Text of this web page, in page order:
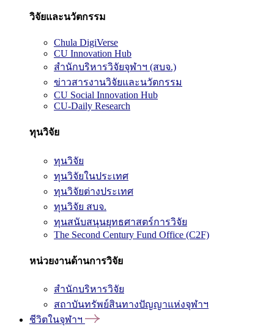
วิจัยและนวัตกรรม
Chula DigiVerse
CU Innovation Hub
สำนักบริหารวิจัยจุฬาฯ (สบจ.)
ข่าวสารงานวิจัยและนวัตกรรม
CU Social Innovation Hub
CU-Daily Research
ทุนวิจัย
ทุนวิจัย
ทุนวิจัยในประเทศ
ทุนวิจัยต่างประเทศ
ทุนวิจัย สบจ.
ทุนสนับสนุนยุทธศาสตร์การวิจัย
The Second Century Fund Office (C2F)
หน่วยงานด้านการวิจัย
สำนักบริหารวิจัย
สถาบันทรัพย์สินทางปัญญาแห่งจุฬาฯ
ชีวิตในจุฬาฯ